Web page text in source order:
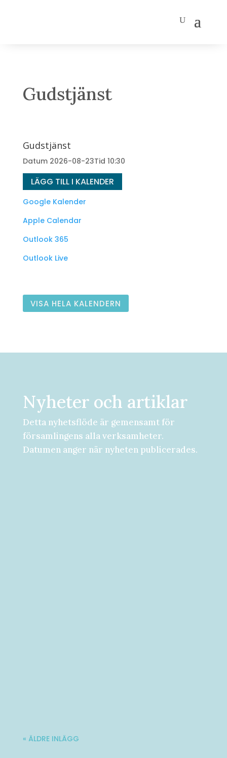
Gudstjänst
Gudstjänst
Datum 2026-08-23Tid 10:30
LÄGG TILL I KALENDER
Google Kalender
Apple Calendar
Outlook 365
Outlook Live
VISA HELA KALENDERN
Nyheter och artiklar
Detta nyhetsflöde är gemensamt för
församlingens alla verksamheter.
Datumen anger när nyheten publicerades.
« ÄLDRE INLÄGG